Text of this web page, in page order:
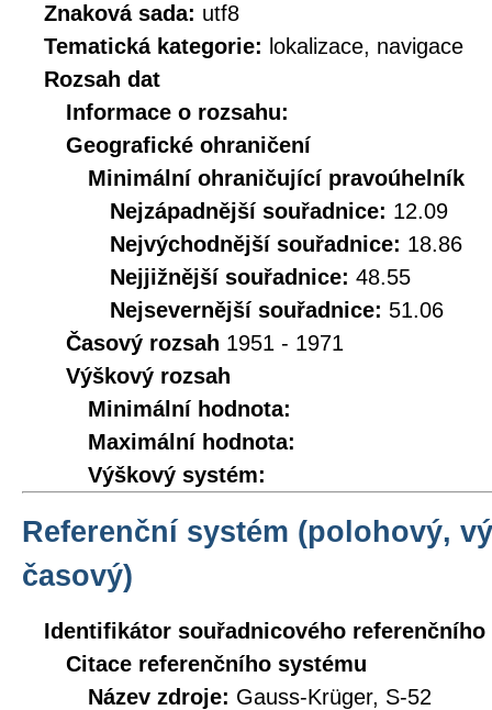
Znaková sada: utf8
Tematická kategorie: lokalizace, navigace
Rozsah dat
Informace o rozsahu:
Geografické ohraničení
Minimální ohraničující pravoúhelník
Nejzápadnější souřadnice: 12.09
Nejvýchodnější souřadnice: 18.86
Nejjižnější souřadnice: 48.55
Nejsevernější souřadnice: 51.06
Časový rozsah 1951 - 1971
Výškový rozsah
Minimální hodnota:
Maximální hodnota:
Výškový systém:
Referenční systém (polohový,
časový)
Identifikátor souřadnicového referenčního
Citace referenčního systému
Název zdroje: Gauss-Krüger, S-52